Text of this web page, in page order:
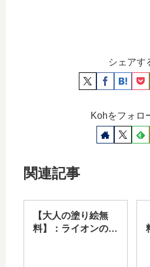
シェアす
Kohをフォロ
関連記事
【大人の塗り絵無
料】：ライオンのた